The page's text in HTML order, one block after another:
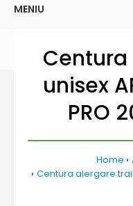
MENIU
unisex
PRO
Home
Centura alergare trail